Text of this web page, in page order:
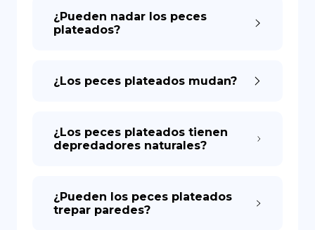
¿Pueden nadar los peces
plateados?
¿Los peces plateados mudan?
¿Los peces plateados tienen
depredadores naturales?
¿Pueden los peces plateados
trepar paredes?